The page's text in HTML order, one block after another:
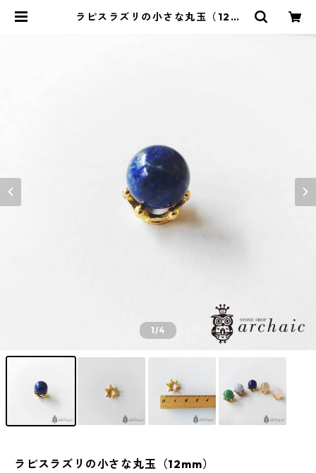
ラピスラズリの小さな丸玉（12m
1/4
ラピスラズリの小さな丸玉（12mm）